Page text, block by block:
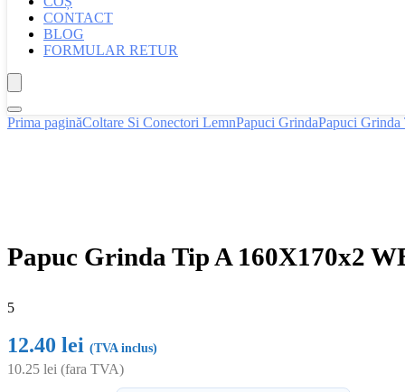
CONTACT
BLOG
FORMULAR RETUR
Prima paginăColtare Si Conectori LemnPapuci GrindaPapuci Grinda
Papuc Grinda Tip A 160X170x2
5
12.40 lei (TVA inclus)
10.25 lei (fara TVA)